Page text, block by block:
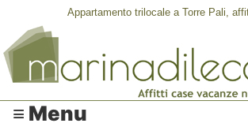
Appartamento trilocale a Torre Pali,
≡ Menu